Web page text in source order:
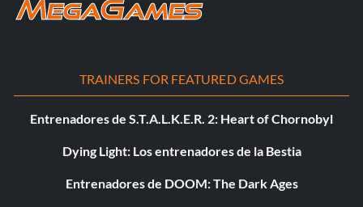
TRAINERS FOR FEATURED GAMES
Entrenadores de S.T.A.L.K.E.R. 2: Heart of Chornobyl
Dying Light: Los entrenadores de la Bestia
Entrenadores de DOOM: The Dark Ages